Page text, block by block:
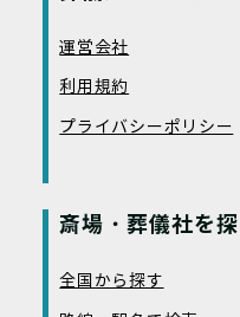
運営会社
利用規約
プライバシーポリシー
斎場・葬儀社を
全国から探す